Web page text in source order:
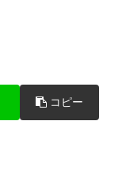
コピー